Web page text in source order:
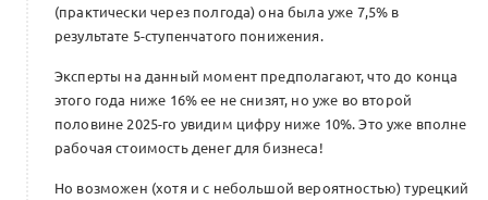
(практически через полгода) она была уже 7,5% в
результате 5-ступенчатого понижения.
Эксперты на данный момент предполагают, что до конца
этого года ниже 16% ее не снизят, но уже во второй
половине 2025-го увидим цифру ниже 10%. Это уже вполне
рабочая стоимость денег для бизнеса!
Но возможен (хотя и с небольшой вероятностью) турецкий